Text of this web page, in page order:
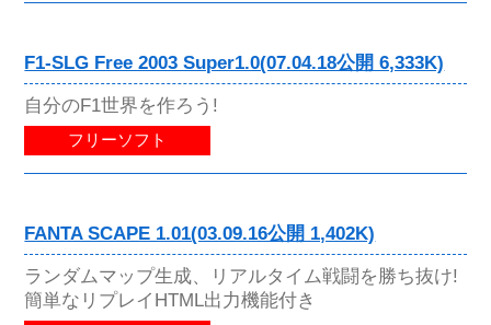
F1-SLG Free 2003 Super1.0(07.04.18公開 6,333K)
自分のF1世界を作ろう!
フリーソフト
FANTA SCAPE 1.01(03.09.16公開 1,402K)
ランダムマップ生成、リアルタイム戦闘を勝ち抜け!
簡単なリプレイHTML出力機能付き